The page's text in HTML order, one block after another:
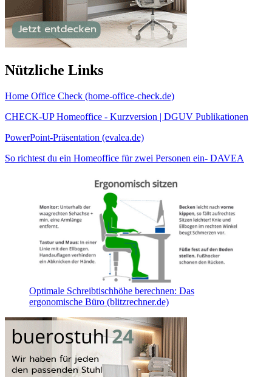
Nützliche Links
Home Office Check (home-office-check.de)
CHECK-UP Homeoffice - Kurzversion | DGUV Publikationen
PowerPoint-Präsentation (evalea.de)
So richtest du ein Homeoffice für zwei Personen ein- DAVEA
Optimale Schreibtischhöhe berechnen: Das
ergonomische Büro (blitzrechner.de)